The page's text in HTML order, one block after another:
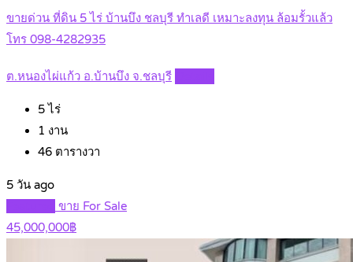
ขายด่วน ที่ดิน 5 ไร่ บ้านบึง ชลบุรี ทำเลดี เหมาะลงทุน ล้อมรั้วแล้ว
โทร 098-4282935
ต.หนองไผ่แก้ว อ.บ้านบึง จ.ชลบุรี
5ไร่
1 งาน
46 ตารางวา
5 วัน ago
ขาย For Sale
45,000,000฿